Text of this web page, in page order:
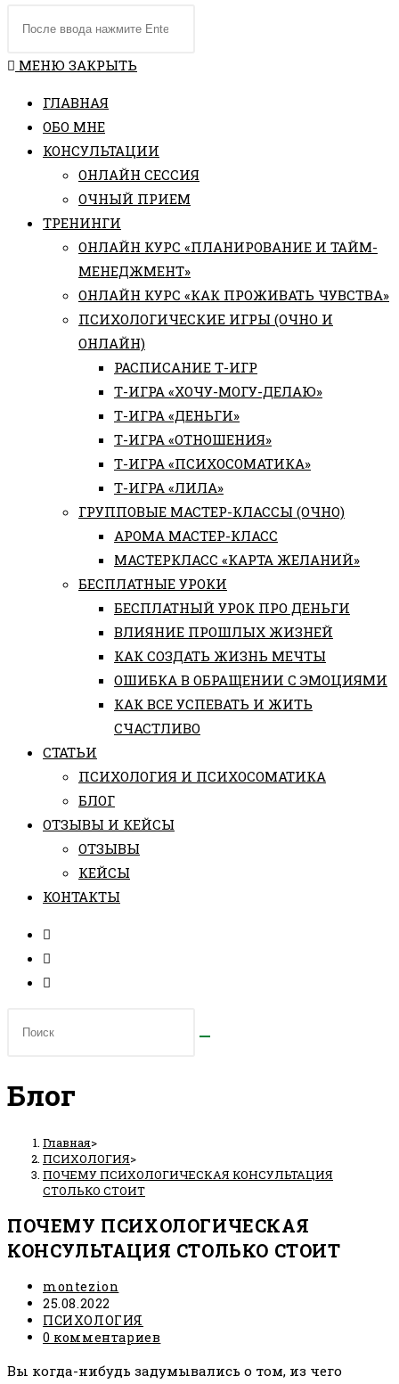
ПО
САЙТУ
сайте
МЕНЮ ЗАКРЫТЬ
ГЛАВНАЯ
ОБО МНЕ
КОНСУЛЬТАЦИИ
ОНЛАЙН СЕССИЯ
ОЧНЫЙ ПРИЕМ
ТРЕНИНГИ
ОНЛАЙН КУРС «ПЛАНИРОВАНИЕ И ТАЙМ-
МЕНЕДЖМЕНТ»
ОНЛАЙН КУРС «КАК ПРОЖИВАТЬ ЧУВСТВА»
ПСИХОЛОГИЧЕСКИЕ ИГРЫ (ОЧНО И
ОНЛАЙН)
РАСПИСАНИЕ Т-ИГР
Т-ИГРА «ХОЧУ-МОГУ-ДЕЛАЮ»
Т-ИГРА «ДЕНЬГИ»
Т-ИГРА «ОТНОШЕНИЯ»
Т-ИГРА «ПСИХОСОМАТИКА»
Т-ИГРА «ЛИЛА»
ГРУППОВЫЕ МАСТЕР-КЛАССЫ (ОЧНО)
АРОМА МАСТЕР-КЛАСС
МАСТЕРКЛАСС «КАРТА ЖЕЛАНИЙ»
БЕСПЛАТНЫЕ УРОКИ
БЕСПЛАТНЫЙ УРОК ПРО ДЕНЬГИ
ВЛИЯНИЕ ПРОШЛЫХ ЖИЗНЕЙ
КАК СОЗДАТЬ ЖИЗНЬ МЕЧТЫ
ОШИБКА В ОБРАЩЕНИИ С ЭМОЦИЯМИ
КАК ВСЕ УСПЕВАТЬ И ЖИТЬ
СЧАСТЛИВО
СТАТЬИ
ПCИХОЛОГИЯ И ПСИХОСОМАТИКА
БЛОГ
ОТЗЫВЫ И КЕЙСЫ
ОТЗЫВЫ
КЕЙСЫ
КОНТАКТЫ
Блог
Главная>
ПСИХОЛОГИЯ>
ПОЧЕМУ ПСИХОЛОГИЧЕСКАЯ КОНСУЛЬТАЦИЯ
СТОЛЬКО СТОИТ
ПОЧЕМУ ПСИХОЛОГИЧЕСКАЯ
КОНСУЛЬТАЦИЯ СТОЛЬКО СТОИТ
Автор
записи:
montezion
Запись
опубликована:
25.08.2022
Рубрика
записи:
ПСИХОЛОГИЯ
Комментарии
записи:
0 комментариев
Вы когда-нибудь задумывались о том, из чего